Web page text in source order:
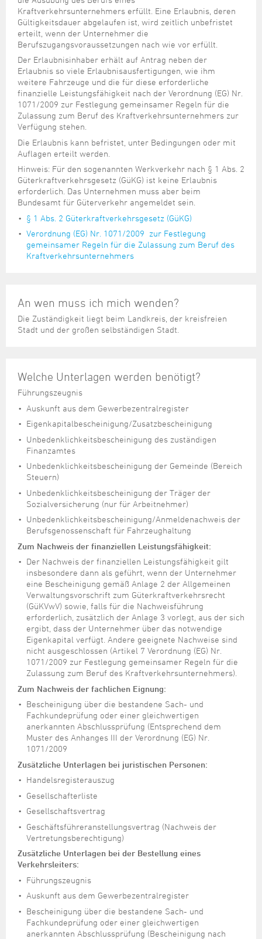
Umwelt-, Natur- und Klimaschutz
Verkehr und Mobilität
Wohnen, Bauen
Wahlen
Schule
Sterbefall
Studium
Umzug und Neubürger
Wohnen und Verbrauchen
Formulare
Online-Terminvergabe
Pressemitteilungen
Ratsinformationssystem
Stadtrecht
Telefonverzeichnis
Wirtschaftsstruktur
Regionale Kooperationen
Unternehmensnachfolge
Zukunftsregion JadeBay
Stadtarchiv
Stadtbibliothek
Volkshochschule
Weiterbildung
Stadt Wilhelmshaven
Unterkünfte
Kulturzentrum Pumpwerk
Maritime Meile
Museen und Ausstellungen
Schiffe, Häfen und Meer erleben
Sportangebot
Städtepartnerschaften
Stadtpark
Tag des offenen Denkmals
Kraftverkehrsunternehmers erfüllt. Eine Erlaubnis, deren
Gültigkeitsdauer abgelaufen ist, wird zeitlich unbefristet
erteilt, wenn der Unternehmer die
Berufszugangsvoraussetzungen nach wie vor erfüllt.
Der Erlaubnisinhaber erhält auf Antrag neben der
Erlaubnis so viele Erlaubnisausfertigungen, wie ihm
weitere Fahrzeuge und die für diese erforderliche
finanzielle Leistungsfähigkeit nach der Verordnung (EG) Nr.
1071/2009 zur Festlegung gemeinsamer Regeln für die
Zulassung zum Beruf des Kraftverkehrsunternehmers zur
Verfügung stehen.
Die Erlaubnis kann befristet, unter Bedingungen oder mit
Auflagen erteilt werden.
Hinweis: Für den sogenannten Werkverkehr nach § 1 Abs. 2
Güterkraftverkehrsgesetz (GüKG) ist keine Erlaubnis
erforderlich. Das Unternehmen muss aber beim
Bundesamt für Güterverkehr angemeldet sein.
§ 1 Abs. 2 Güterkraftverkehrsgesetz (GüKG)
Verordnung (EG) Nr. 1071/2009 zur Festlegung
gemeinsamer Regeln für die Zulassung zum Beruf des
Kraftverkehrsunternehmers
An wen muss ich mich wenden?
Die Zuständigkeit liegt beim Landkreis, der kreisfreien
Stadt und der großen selbständigen Stadt.
Welche Unterlagen werden benötigt?
Führungszeugnis
Auskunft aus dem Gewerbezentralregister
Eigenkapitalbescheinigung/Zusatzbescheinigung
Unbedenklichkeitsbescheinigung des zuständigen
Finanzamtes
Unbedenklichkeitsbescheinigung der Gemeinde (Bereich
Steuern)
Unbedenklichkeitsbescheinigung der Träger der
Sozialversicherung (nur für Arbeitnehmer)
Unbedenklichkeitsbescheinigung/Anmeldenachweis der
Berufsgenossenschaft für Fahrzeughaltung
Zum Nachweis der finanziellen Leistungsfähigkeit:
Der Nachweis der finanziellen Leistungsfähigkeit gilt
insbesondere dann als geführt, wenn der Unternehmer
eine Bescheinigung gemäß Anlage 2 der Allgemeinen
Verwaltungsvorschrift zum Güterkraftverkehrsrecht
(GüKVwV) sowie, falls für die Nachweisführung
erforderlich, zusätzlich der Anlage 3 vorlegt, aus der sich
ergibt, dass der Unternehmer über das notwendige
Eigenkapital verfügt. Andere geeignete Nachweise sind
nicht ausgeschlossen (Artikel 7 Verordnung (EG) Nr.
1071/2009 zur Festlegung gemeinsamer Regeln für die
Zulassung zum Beruf des Kraftverkehrsunternehmers)
Zum Nachweis der fachlichen Eignung:
Bescheinigung über die bestandene Sach- und
Fachkundeprüfung oder einer gleichwertigen
anerkannten Abschlussprüfung (Entsprechend dem
Muster des Anhanges III der Verordnung (EG) Nr.
1071/2009
Zusätzliche Unterlagen bei juristischen Personen:
Handelsregisterauszug
Gesellschafterliste
Gesellschaftsvertrag
Geschäftsführeranstellungsvertrag (Nachweis der
Vertretungsberechtigung)
Zusätzliche Unterlagen bei der Bestellung eines
Verkehrsleiters:
Führungszeugnis
Auskunft aus dem Gewerbezentralregister
Bescheinigung über die bestandene Sach- und
Fachkundeprüfung oder einer gleichwertigen
anerkannten Abschlussprüfung (Bescheinigung nach